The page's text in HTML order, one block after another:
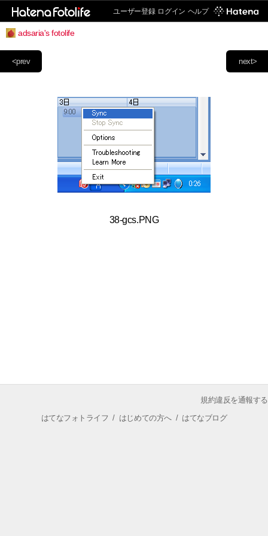
ユーザー登録 ログイン ヘルプ
adsaria's fotolife
next>
<prev
38-gcs.PNG
規約違反を通報する
はてなフォトライフ / はじめての方へ/ はてなブログ